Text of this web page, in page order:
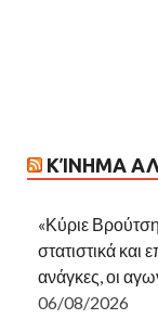
ΚΊΝΗΜΑ
«Κύριε
στατιστικά και
ανάγκες, οι
06/08/2026